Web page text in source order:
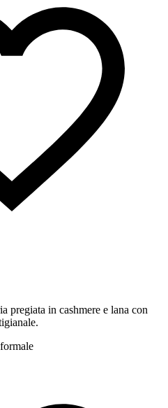
pregiata in cashmere e lana con